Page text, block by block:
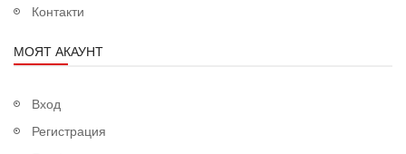
Контакти
МОЯТ АКАУНТ
Вход
Регистрация